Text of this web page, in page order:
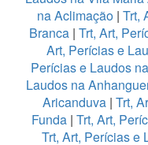
na Aclimação| Trt,
Branca | Trt, Art,
Art, Perícias e
Perícias e Laudos
Laudos na
Aricanduva | Trt,
Funda | Trt, Art,
Trt, Art, Perícias e